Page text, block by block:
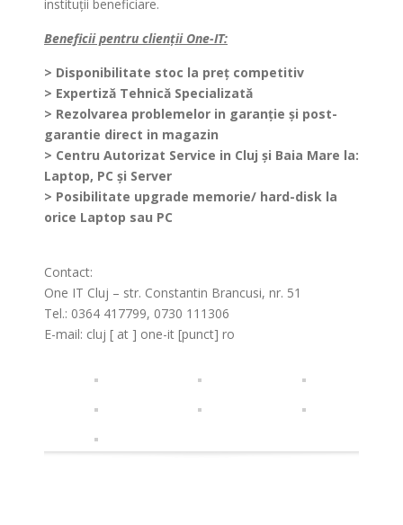
instituţii beneficiare.
Beneficii pentru clienții One-IT:
> Disponibilitate stoc la preț competitiv
> Expertiză Tehnică Specializată
> Rezolvarea problemelor in garanție și post-
garantie direct in magazin
> Centru Autorizat Service in Cluj și Baia Mare la:
Laptop, PC și Server
> Posibilitate upgrade memorie/ hard-disk la
orice Laptop sau PC
Contact:
One IT Cluj – str. Constantin Brancusi, nr. 51
Tel.: 0364 417799, 0730 111306
E-mail: cluj [ at ] one-it [punct] ro